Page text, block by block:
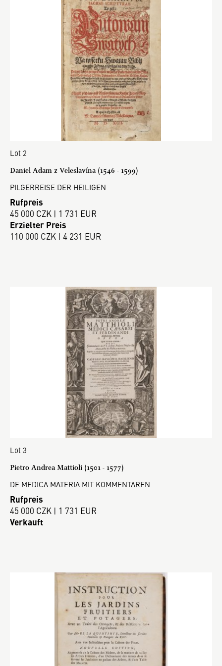
Lot 2
Daniel Adam z Veleslavína (1546 - 1599)
PILGERREISE DER HEILIGEN
Rufpreis
45 000 CZK | 1 731 EUR
Erzielter Preis
110 000 CZK | 4 231 EUR
Lot 3
Pietro Andrea Mattioli (1501 - 1577)
DE MEDICA MATERIA MIT KOMMENTAREN
Rufpreis
45 000 CZK | 1 731 EUR
Verkauft